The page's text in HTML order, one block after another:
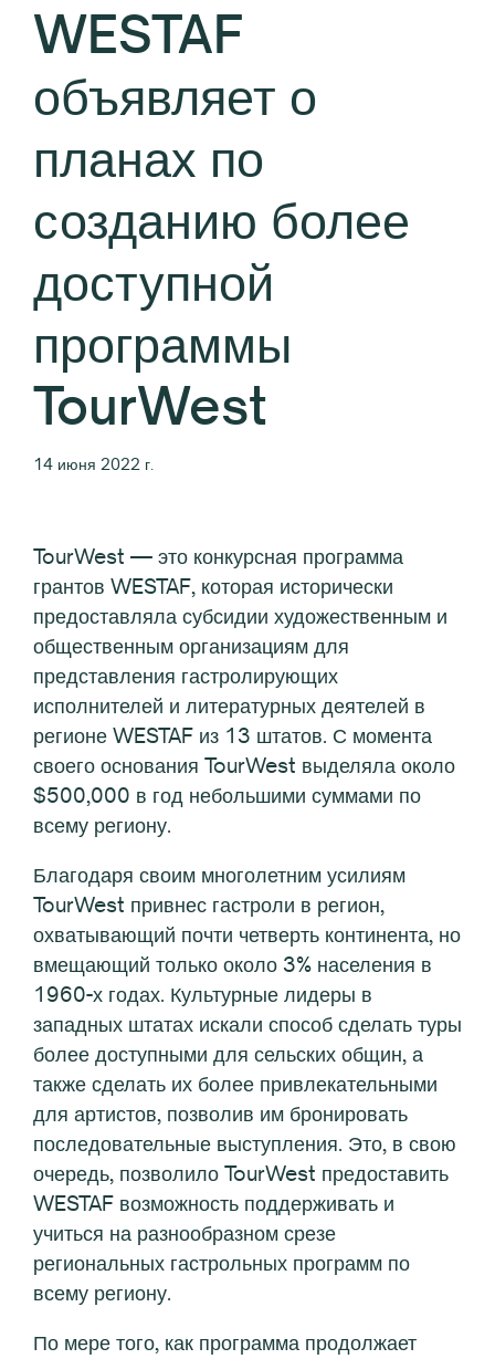
WESTAF
объявляет о
планах по
созданию более
доступной
программы
TourWest
14 июня 2022 г.
TourWest — это конкурсная программа
грантов WESTAF, которая исторически
предоставляла субсидии художественным и
общественным организациям для
представления гастролирующих
исполнителей и литературных деятелей в
регионе WESTAF из 13 штатов. С момента
своего основания TourWest выделяла около
$500,000 в год небольшими суммами по
всему региону.
Благодаря своим многолетним усилиям
TourWest привнес гастроли в регион,
охватывающий почти четверть континента, но
вмещающий только около 3% населения в
1960-х годах. Культурные лидеры в
западных штатах искали способ сделать туры
более доступными для сельских общин, а
также сделать их более привлекательными
для артистов, позволив им бронировать
последовательные выступления. Это, в свою
очередь, позволило TourWest предоставить
WESTAF возможность поддерживать и
учиться на разнообразном срезе
региональных гастрольных программ по
всему региону.
По мере того, как программа продолжает